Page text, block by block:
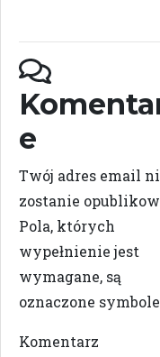
e
Twój adres email
zostanie
Pola, których
wypełnienie jest
wymagane, są
oznaczone
Komentarz